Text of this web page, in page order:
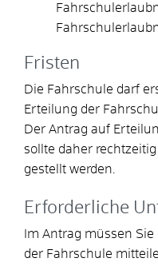
Fristen
Die Fahrschule darf
Erteilung der
Der Antrag auf
sollte daher
gestellt werden.
Erforderliche
Im Antrag müssen
der Fahrschule